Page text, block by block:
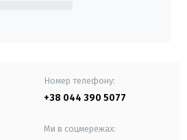
Номер телефону:
+38 044 390 5077
Ми в соцмережах: